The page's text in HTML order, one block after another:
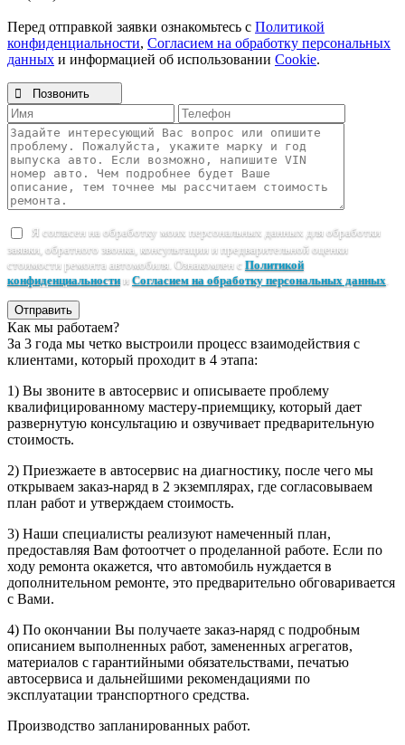
Перед отправкой заявки ознакомьтесь с Политикой
конфиденциальности, Согласием на обработку персональных
данных и информацией об использовании Cookie.
 Позвонить
Я согласен на обработку моих персональных данных для обработки
заявки, обратного звонка, консультации и предварительной оценки
стоимости ремонта автомобиля. Ознакомлен с Политикой
конфиденциальностии Согласием на обработку персональных данных
Отправить
Как мы работаем?
За 3 года мы четко выстроили процесс взаимодействия с
клиентами, который проходит в 4 этапа:
1) Вы звоните в автосервис и описываете проблему
квалифицированному мастеру-приемщику, который дает
развернутую консультацию и озвучивает предварительную
стоимость.
2) Приезжаете в автосервис на диагностику, после чего мы
открываем заказ-наряд в 2 экземплярах, где согласовываем
план работ и утверждаем стоимость.
3) Наши специалисты реализуют намеченный план,
предоставляя Вам фотоотчет о проделанной работе. Если по
ходу ремонта окажется, что автомобиль нуждается в
дополнительном ремонте, это предварительно обговаривается
с Вами.
4) По окончании Вы получаете заказ-наряд с подробным
описанием выполненных работ, замененных агрегатов,
материалов с гарантийными обязательствами, печатью
автосервиса и дальнейшими рекомендациями по
эксплуатации транспортного средства.
Производство запланированных работ.